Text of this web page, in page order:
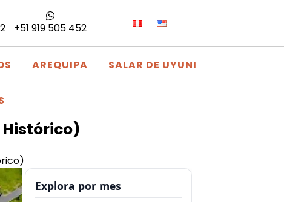
+51 919 505 452
AREQUIPA SALAR DE UYUNI
Explora por mes